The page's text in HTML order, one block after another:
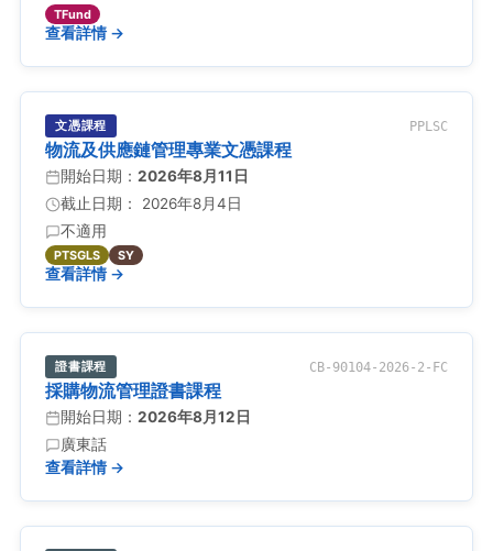
TFund
查看詳情 →
文憑課程 PPLSC
物流及供應鏈管理專業文憑課程
開始日期： 2026年8月11日
截止日期： 2026年8月4日
不適用
PTSGLS SY
查看詳情 →
證書課程 CB-90104-2026-2-FC
採購物流管理證書課程
開始日期： 2026年8月12日
廣東話
查看詳情 →